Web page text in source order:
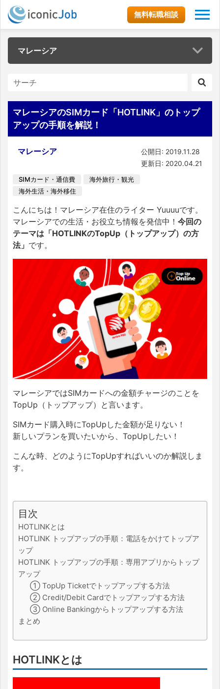
無料転職相談
マレーシア
マレーシアのSIMカード「HOTLINK」のトップ
アップの手順を解説！
マレーシア
公開日: 2019.11.28
更新日: 2020.04.21
SIMカード・通信費
海外旅行・観光
海外生活・海外移住
こんにちは！マレーシア在住のライター Yuuuuです。
マレーシアでの生活・お役立ち情報を発信中！ 今回の
テーマは「HOTLINKのTopUp（トップアップ）の方
法」 です。
マレーシアではSIMカードへの金額チャージのことを
TopUp（トップアップ）と言います。
SIMカード購入時にTopUpした金額が足りない！
新しいプランを買いたいから、TopUpしたい！
こんな時、どのようにTopUpすればいいのか解説しま
す。
目次
HOTLINKとは
HOTLINK トップアップの手順：電話をかけてトップア
ップ
HOTLINK トップアップの手順：専用アプリからトップ
アップ
① TopUp Ticketでトップアップする方法
② Credit/Debit Cardでトップアップする方法
③ Online Bankingからトップアップする方法
まとめ
HOTLINKとは